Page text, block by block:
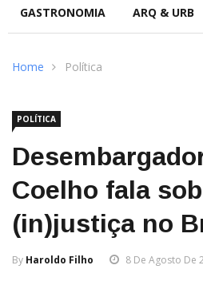
GASTRONOMIA ARQ & URB
Home Política
POLÍTICA
Coelho fala
(in)justiça no
By Haroldo Filho 8 De Agosto De